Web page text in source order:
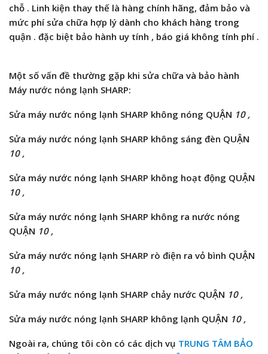
chỗ . Linh kiện thay thế là hàng chính hãng, đảm bảo và
mức phí sửa chữa hợp lý dành cho khách hàng trong
quận . đặc biệt bảo hành uy tính , báo giá không tính phí .
Một số vấn đề thường gặp khi sửa chữa và bảo hành
Máy nước nóng lạnh SHARP:
Sửa máy nước nóng lạnh SHARP không nóng QUẬN 10 ,
Sửa máy nước nóng lạnh SHARP không sáng đèn QUẬN
10 ,
Sửa máy nước nóng lạnh SHARP không hoạt động QUẬN
10 ,
Sửa máy nước nóng lạnh SHARP không ra nước nóng
QUẬN 10 ,
Sửa máy nước nóng lạnh SHARP rò điện ra vỏ bình QUẬN
10 ,
Sửa máy nước nóng lạnh SHARP chảy nước QUẬN 10 ,
Sửa máy nước nóng lạnh SHARP không lạnh QUẬN 10 ,
Ngoài ra, chúng tôi còn có các dịch vụ TRUNG TÂM BẢO